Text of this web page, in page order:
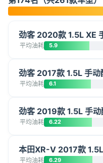
劲客 2020款 1.5L XE
平均油耗 5.9
劲客 2017款 1.5L 手动
平均油耗 6.1
劲客 2019款 1.5L 手动
平均油耗 6.22
本田XR-V 2017款
平均油耗 6.29